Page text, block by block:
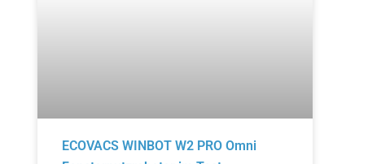
ECOVACS WINBOT W2 PRO Omni